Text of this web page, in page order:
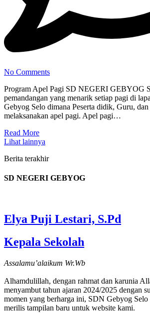
No Comments
Program Apel Pagi SD NEGERI GEBYOG
pemandangan yang menarik setiap pagi di
Gebyog Selo dimana Peserta didik, Guru, dan
melaksanakan apel pagi. Apel pagi…
Read More
Lihat lainnya
Berita terakhir
SD NEGERI GEBYOG
Elya Puji Lestari, S.Pd
Kepala Sekolah
Assalamu’alaikum Wr.Wb
Alhamdulillah, dengan rahmat dan karunia
menyambut tahun ajaran 2024/2025 dengan
momen yang berharga ini, SDN Gebyog Selo
merilis tampilan baru untuk website kami.